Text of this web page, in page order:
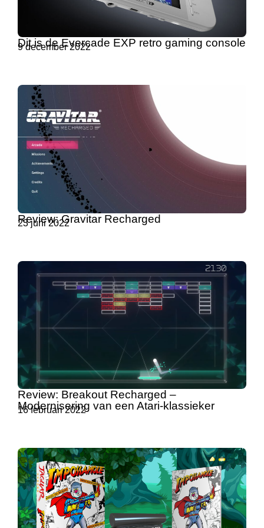
Dit is de Evercade EXP retro gaming console
9 december 2022
Review: Gravitar Recharged
23 juni 2022
Review: Breakout Recharged –
Modernisering van een Atari-klassieker
16 februari 2022